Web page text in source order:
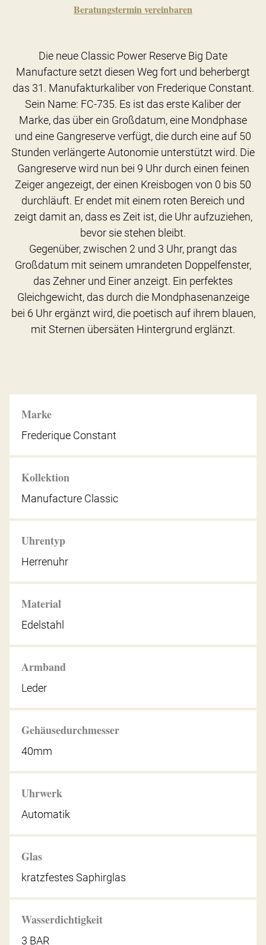
Beratungstermin vereinbaren
Marke
Frederique Constant
Kollektion
Manufacture Classic
Uhrentyp
Herrenuhr
Material
Edelstahl
Armband
Leder
Gehäusedurchmesser
40mm
Uhrwerk
Automatik
Glas
kratzfestes Saphirglas
Wasserdichtigkeit
3 BAR
Die neue Classic Power Reserve Big Date
Manufacture setzt diesen Weg fort und beherbergt
das 31. Manufakturkaliber von Frederique Constant.
Sein Name: FC-735. Es ist das erste Kaliber der
Marke, das über ein Großdatum, eine Mondphase
und eine Gangreserve verfügt, die durch eine auf 50
Stunden verlängerte Autonomie unterstützt wird. Die
Gangreserve wird nun bei 9 Uhr durch einen feinen
Zeiger angezeigt, der einen Kreisbogen von 0 bis 50
durchläuft. Er endet mit einem roten Bereich und
zeigt damit an, dass es Zeit ist, die Uhr aufzuziehen,
bevor sie stehen bleibt.
Gegenüber, zwischen 2 und 3 Uhr, prangt das
Großdatum mit seinem umrandeten Doppelfenster,
das Zehner und Einer anzeigt. Ein perfektes
Gleichgewicht, das durch die Mondphasenanzeige
bei 6 Uhr ergänzt wird, die poetisch auf ihrem blauen,
mit Sternen übersäten Hintergrund erglänzt.